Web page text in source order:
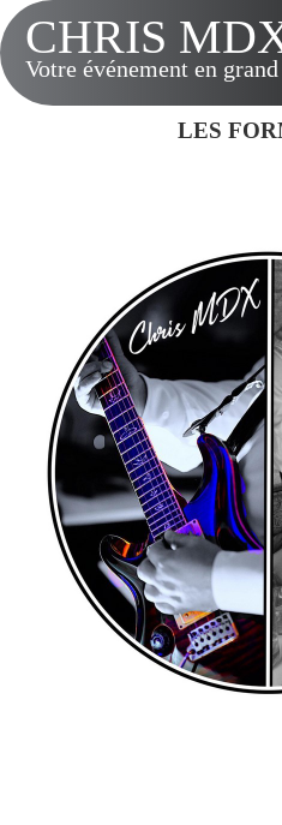
CHRIS
Votre événement en
Musique LIVE
Contact
Vidéos
Album
Partenaires
FAQ (Les questions)
LES